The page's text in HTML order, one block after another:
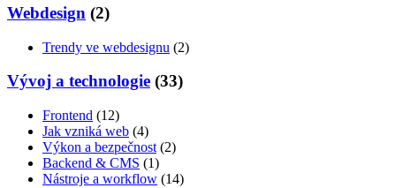
Webdesign (2)
Trendy ve webdesignu (2)
Vývoj a technologie (33)
Frontend (12)
Jak vzniká web (4)
Výkon a bezpečnost (2)
Backend & CMS (1)
Nástroje a workflow (14)